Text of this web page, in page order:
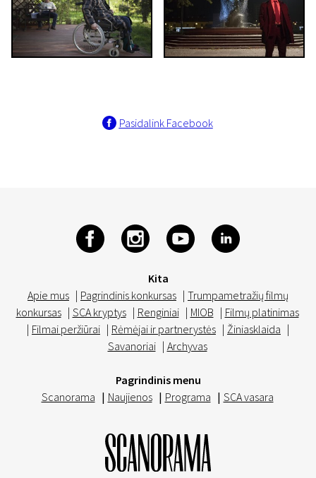
Pasidalink Facebook
Kita
Apie mus | Pagrindinis konkursas | Trumpametražių filmų
konkursas | SCA kryptys | Renginiai | MIOB | Filmų platinimas
| Filmai peržiūrai | Rėmėjai ir partnerystės | Žiniasklaida |
Savanoriai | Archyvas
Pagrindinis menu
Scanorama | Naujienos | Programa | SCA vasara